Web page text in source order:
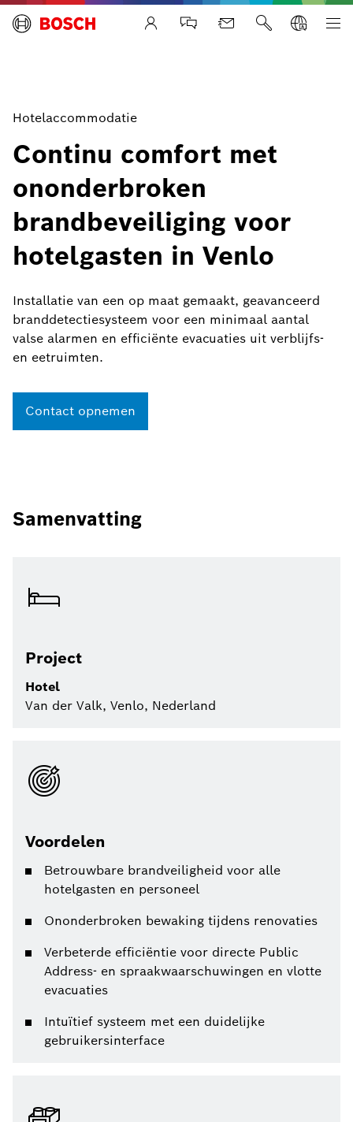
Life Safety Systems
Hotelaccommodatie
Continu comfort met
ononderbroken
brandbeveiliging voor
hotelgasten in Venlo
Installatie van een op maat gemaakt, geavanceerd
branddetectiesysteem voor een minimaal aantal
valse alarmen en efficiënte evacuaties uit verblijfs-
en eetruimten.
Contact opnemen
Samenvatting
Project
Hotel
Van der Valk, Venlo, Nederland
Voordelen
Betrouwbare brandveiligheid voor alle
hotelgasten en personeel
Ononderbroken bewaking tijdens renovaties
Verbeterde efficiëntie voor directe Public
Address- en spraakwaarschuwingen en vlotte
evacuaties
Intuïtief systeem met een duidelijke
gebruikersinterface